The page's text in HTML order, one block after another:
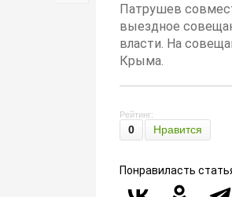
Патрушев
выездное
власти. На
Крыма.
Рейтинг:
0 Нравится
Понравиласть